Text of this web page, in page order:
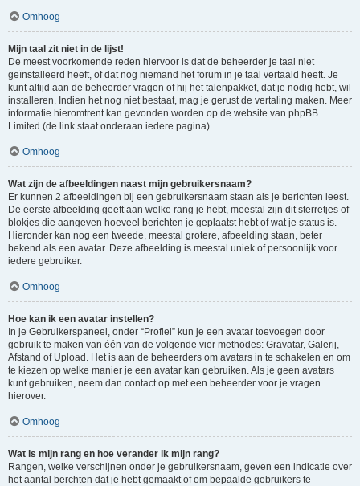
Omhoog
Mijn taal zit niet in de lijst!
De meest voorkomende reden hiervoor is dat de beheerder je taal niet
geïnstalleerd heeft, of dat nog niemand het forum in je taal vertaald heeft. Je
kunt altijd aan de beheerder vragen of hij het talenpakket, dat je nodig hebt, wil
installeren. Indien het nog niet bestaat, mag je gerust de vertaling maken. Meer
informatie hieromtrent kan gevonden worden op de website van phpBB
Limited (de link staat onderaan iedere pagina).
Omhoog
Wat zijn de afbeeldingen naast mijn gebruikersnaam?
Er kunnen 2 afbeeldingen bij een gebruikersnaam staan als je berichten leest.
De eerste afbeelding geeft aan welke rang je hebt, meestal zijn dit sterretjes of
blokjes die aangeven hoeveel berichten je geplaatst hebt of wat je status is.
Hieronder kan nog een tweede, meestal grotere, afbeelding staan, beter
bekend als een avatar. Deze afbeelding is meestal uniek of persoonlijk voor
iedere gebruiker.
Omhoog
Hoe kan ik een avatar instellen?
In je Gebruikerspaneel, onder “Profiel” kun je een avatar toevoegen door
gebruik te maken van één van de volgende vier methodes: Gravatar, Galerij,
Afstand of Upload. Het is aan de beheerders om avatars in te schakelen en om
te kiezen op welke manier je een avatar kan gebruiken. Als je geen avatars
kunt gebruiken, neem dan contact op met een beheerder voor je vragen
hierover.
Omhoog
Wat is mijn rang en hoe verander ik mijn rang?
Rangen, welke verschijnen onder je gebruikersnaam, geven een indicatie over
het aantal berchten dat je hebt gemaakt of om bepaalde gebruikers te